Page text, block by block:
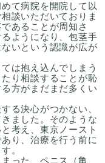
て病院を開院して以
談いただいておりま
あることが周知さ
ようになり、包茎手
いという認識が広が
は抱え込んでしまう
り相談することが恥
方がまだまだ多くい
る決心がつかない、
ました。そのような
考え、東京ノースト
り、治療を行う前に
。
った、ペニス（亀